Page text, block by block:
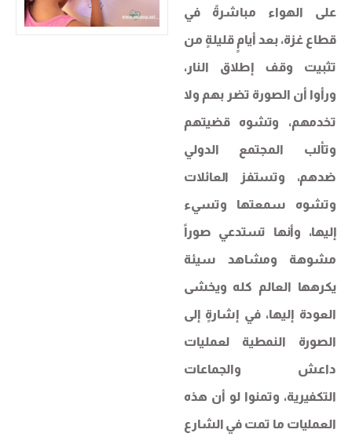
على الهواء مباشرةً في
قطاع غزة، بعد أيامٍ قليلةٍ من
تثبيت وقف إطلاق النار،
ورأوا أن الصورة تضر بهم ولا
تخدمهم، وتشوه قضيتهم
وتألب المجتمع الدولي
ضدهم، وتستفز العائلات
وتشوه سمعتها وتسيء
إليها، وأنها تستدعي صوراً
مشوهة ومشاهد سيئة
يكرهها العالم كله ويخشى
العودة إليها، في إشارةٍ إلى
الصورة النمطية لعمليات
داعش والجماعات
التكفيرية، وتمنوا لو أن هذه
العمليات ما تمت في الشارع